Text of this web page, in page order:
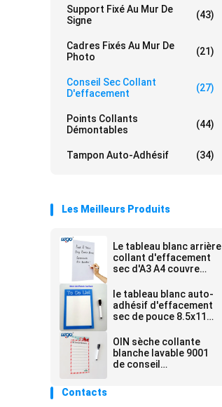
Support Fixé Au Mur De
Signe
(43)
Cadres Fixés Au Mur De
Photo
(21)
Conseil Sec Collant
D'effacement
(27)
Points Collants
Démontables
(44)
Tampon Auto-Adhésif (34)
Les Meilleurs Produits
Le tableau blanc arrière
collant d'effacement
sec d'A3 A4 couvre
résidu
le tableau blanc auto-
adhésif d'effacement
sec de pouce 8.5x11
bande de PVC WGO
OIN sèche collante
blanche lavable 9001
de conseil
Contacts